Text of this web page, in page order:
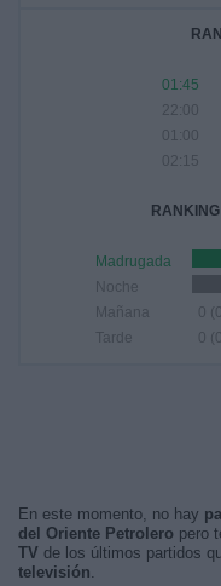
01:45
22:00
02:15
Madrugada
Noche
Mañana
0
Tarde
0
En este momento, no hay
del Oriente Petrolero pero
TV de los últimos partidos
televisión.